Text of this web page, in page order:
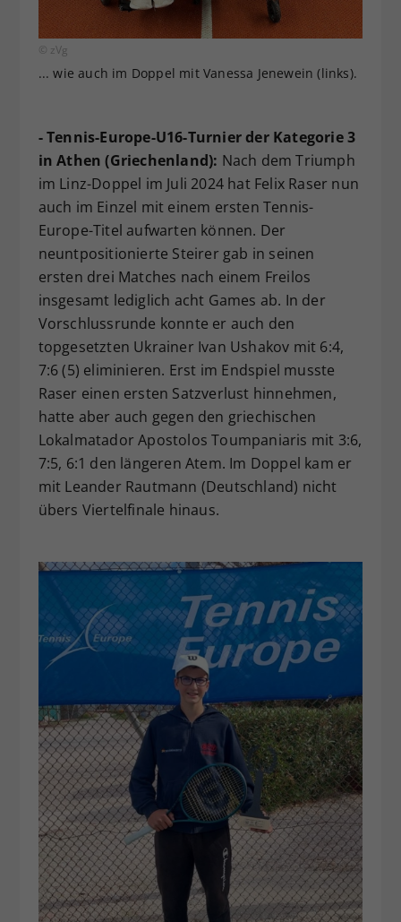
© zVg
... wie auch im Doppel mit Vanessa Jenewein (links).
- Tennis-Europe-U16-Turnier der Kategorie 3
in Athen (Griechenland): Nach dem Triumph
im Linz-Doppel im Juli 2024 hat Felix Raser nun
auch im Einzel mit einem ersten Tennis-
Europe-Titel aufwarten können. Der
neuntpositionierte Steirer gab in seinen
ersten drei Matches nach einem Freilos
insgesamt lediglich acht Games ab. In der
Vorschlussrunde konnte er auch den
topgesetzten Ukrainer Ivan Ushakov mit 6:4,
7:6 (5) eliminieren. Erst im Endspiel musste
Raser einen ersten Satzverlust hinnehmen,
hatte aber auch gegen den griechischen
Lokalmatador Apostolos Toumpaniaris mit 3:6,
7:5, 6:1 den längeren Atem. Im Doppel kam er
mit Leander Rautmann (Deutschland) nicht
übers Viertelfinale hinaus.